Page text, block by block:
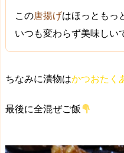
この唐揚げはほっともっ
いつも変わらず美味しい
ちなみに漬物はかつおたく
最後に全混ぜご飯